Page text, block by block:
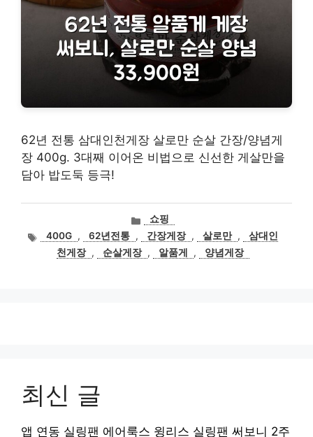
62년 전통 삼대인천게장 살로만 순살 간장/양념게
장 400g. 3대째 이어온 비법으로 신선한 게살만을
담아 밥도둑 등극!
카
테
고
리
쇼핑
태400G , 62년전통 , 간장게장 , 살로만 ,
삼대인
천게장 , 순살게장 , 알품게 , 양념게장
최신 글
앱 연동 실링팬 에어룩스 윙리스 실링팬 써보니 2주